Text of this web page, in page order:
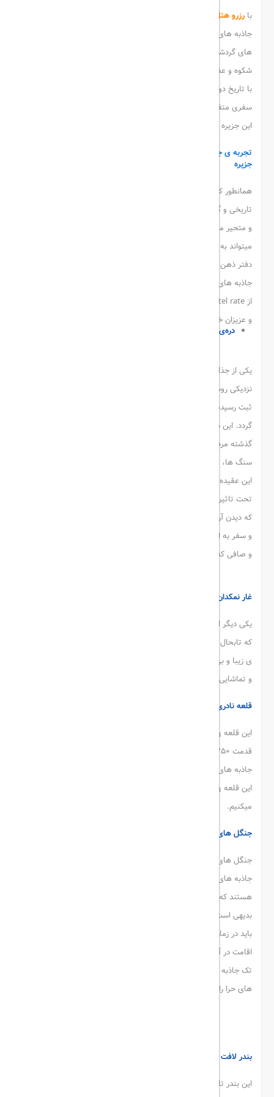
بارزرو هتل قشم
جاذبه های تاریخی به جا مانده از اعصار مختلف ایران باستان و جاذبه
های گردشگری مدرن و طبیعی این جزیره ی خیره کننده، دیدن کنید و
شکوه و عظمت خلیج فارس را از نزدیک و با چشمان خود نظاره گر باشید.
با تاریخ دور و دراز و پر فراز و نشیب این جزیره ی تاریخی آشنا شوید و
سفری متفاوت را با تجربه ی جدید دیدن اماکن تاریخی و بافت سنتی
این جزیره زیبا، داشته باشید.
تجربه ی جاذبه های شگفت انگیز قشم با رزرو هتل قشم و سفر به این
جزیره
همانطور که گفته شد این جزیره ی بزرگ و پهناور، از جذابیت های
تاریخی و گردشگری بسیاری برخوردار است که هر بیننده ای را مدهوش
و متحیر میکند و دیدن این زیبایی ها و شکوه، خالی از لطف نیست و
میتواند به عنوان تجربه بهترین و به یادماندنی ترین سفر هر شخص، در
دفتر ذهن و خاطراتش حک شود. در ادامه به ذکر و توضیح برخی از این
جاذبه های حیرت انگیز می پردازیم و شما نیز میتوانید با
و عزیزان خود تجربه کنید.
دره‌ی ستارگان قشم
یکی از جذاب ترین و شگفت انگیز ترین جاذبه های جزیره قشم در
نزدیکی روستای برکه خلف، دره ی ستارگان می باشد که در یونسکو به
ثبت رسیده است و قدمت و تاریخ آن به دو میلیون سال پیش باز می
گردد. این دره به تبعید گاه شهاب سنگ ها و ستارگان معروف است و در
گذشته مردمان این جزیره بر این باور بودند که بارش ستارگان و شهاب
سنگ ها، اشکال اعجاب انگیز را در این دره ایجاد کرده است که بر خلاف
این عقیده، این زیبایی ها و اشکال منحصر به فرد، توسط باد و باران و
تحت تاثیر فرسایش به وجود آمده اند و جذابیتی خارق العاده پدید آمده
که دیدن آن هر فردی را متحیر و شگفت زده می کند. با
و سفر به این جزیره ی تاریخی، از این دره ی زیبا و باشکوه و آسمان آبی
و صافی که بر فراز این دره خودنمایی می کند، دیدن کنید.
غار نمکدان قشم
یکی دیگر از جاذبه های دیدنی قشم، غار بسیار طولانی نمکدان می باشد
ی زیبا و بی نظیر و سقف نمکی خیره کننده، یکی از جاذبه های طبیعی
و تماشایی این جزیره ی پهناور محسوب می شود.
قلعه نادری قشم
این قلعه ی زیبا و جذاب در روستای تاریخی لافت قشم واقع است و با
جاذبه های بی نظیر این جزیره، جذابیت منحصر به فرد خود را دارد. دیدن
این قلعه ی تاریخی و بی نظیر را به هر مسافر و گردشگری توصیه
میکنیم.
جنگل های حرا
جاذبه های این جزیره می باشند و جزو جاذبه های اعجاب انگیز قشم
هستند که در زمان جزر به روی آب و در زمان مد به زیر آب می روند.
بدیهی است که برای دیدن این جنگل های باشکوه با بافت گیاهی خاص،
باید در زمان جزر آب دریا اقدام کنید. با
اقامت در آن، میتوانید برنامه های سفر خود را طوری تنظیم کنید که تک
تک جاذبه های باشکوه و حیرت انگیز این جزیره ی زیبا از جمله جنگل
های حرا را از نزدیک ببینید.
بندر لافت قشم
این بندر تاریخی و جذاب، یکی دیگر از مناطق دیدنی قشم محسوب